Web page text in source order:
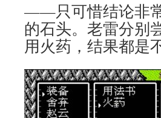
——只可惜结论非
的石头。老雷分别
用火药，结果都是